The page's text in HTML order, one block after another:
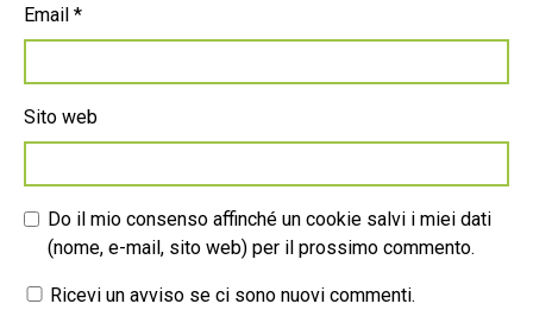
Email *
Sito web
Do il mio consenso affinché un cookie salvi i miei dati
(nome, e-mail, sito web) per il prossimo commento.
Ricevi un avviso se ci sono nuovi commenti.